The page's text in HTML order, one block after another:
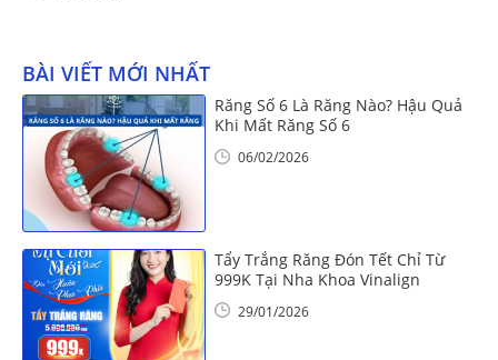
BÀI VIẾT MỚI NHẤT
Răng Số 6 Là Răng Nào? Hậu Quả
Khi Mất Răng Số 6
06/02/2026
Tẩy Trắng Răng Đón Tết Chỉ Từ
999K Tại Nha Khoa Vinalign
29/01/2026